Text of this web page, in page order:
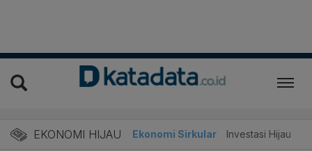
EKONOMI HIJAU
Energi Baru Ekonomi Sirkular Investasi Hijau